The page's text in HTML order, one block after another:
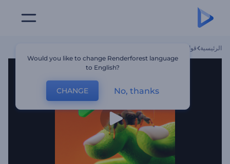
الرئيسية قوالب
Would you like to change Renderforest language
to English?
CHANGE No, thanks